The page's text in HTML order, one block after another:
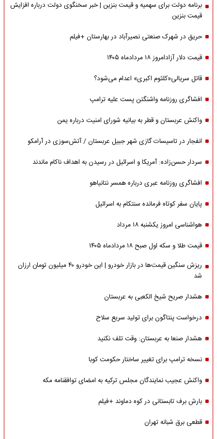
برنامه دولت برای سهمیه و قیمت بنزین | خبر سخنگوی دولت درباره افزایش
قیمت بنزین
حریق در شهرک صنعتی نصیرآباد در بهارستان +فیلم
قیمت دلار آزادامروز ۱۸ مردادماه ۱۴۰۵
قاتل سریالی«کلثوم اکبری» اعدام می‌شود؟
افشاگری روزنامه واشنگتن پست علیه ترامپ
واکنش عربستان و قطر به بیانیه شورای امنیت درباره یمن
انفجار در تاسیسات گازی شهر جبیل عربستان / آتش‌سوزی در آرامکو
سردار حسن‌زاده: آمریکا و اسرائیل در رسیدن به اهداف ناکام ماندند
افشاگری روزنامه عبری درباره همسر نتانیاهو
پایان سفر کوتاه فرمانده سنتکام به اسرائیل
هواشناسی امروز یکشنبه ۱۸ مرداد
قیمت طلا و سکه اول صبح ۱۸ مردادماه ۱۴۰۵
ریزش سنگین قیمت‌ها در بازار خودرو | این خودرو ۴۰ میلیون تومان ارزان
شد
هشدار صریح شیخ الکعبی به عربستان
درخواست پنتاگون برای تولید سریع سلاح
هشدار صنعا به عربستان: وقت تلف نکنید
نسخه ترامپ برای تغییر ساختار حکومت کوبا
واکنش عجیب نمایندگان مجلس ترکیه به امضای توافقنامه مکه
بارش برف تابستانی در کوه دماوند +فیلم
قطعی برق شبانه تهران